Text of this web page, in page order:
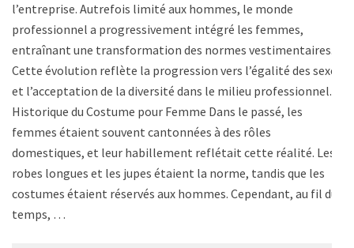
l’entreprise. Autrefois limité aux hommes, le monde
professionnel a progressivement intégré les femmes,
entraînant une transformation des normes vestimentaires.
Cette évolution reflète la progression vers l’égalité des sexes
et l’acceptation de la diversité dans le milieu professionnel.
Historique du Costume pour Femme Dans le passé, les
femmes étaient souvent cantonnées à des rôles
domestiques, et leur habillement reflétait cette réalité. Les
robes longues et les jupes étaient la norme, tandis que les
costumes étaient réservés aux hommes. Cependant, au fil du
temps, …